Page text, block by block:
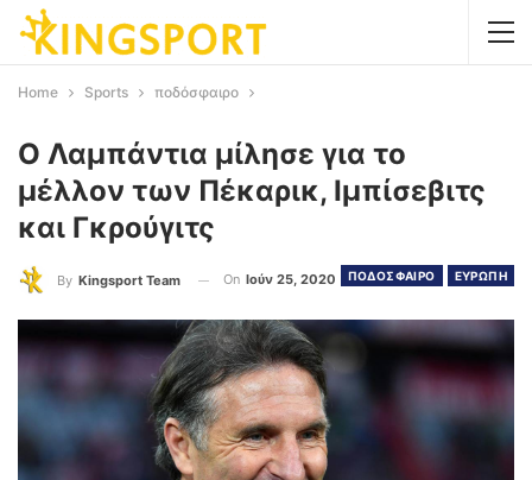
Home Sports ποδόσφαιρο
Ο Λαμπάντια μίλησε για το
μέλλον των Πέκαρικ, Ιμπίσεβιτς
και Γκρούγιτς
ΠΟΔΟΣΦΑΙΡΟ ΕΥΡΩΠΗ
By Kingsport Team On Ιούν 25, 2020